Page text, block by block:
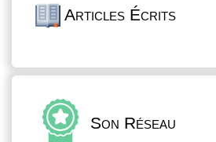
Articles Écrits
Son Réseau